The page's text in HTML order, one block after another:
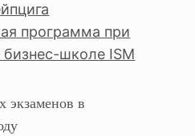
программа при
школе ISM
экзаменов в